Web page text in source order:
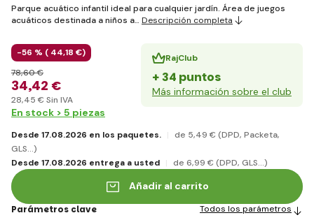
Parque acuático infantil ideal para cualquier jardín. Área de juegos
acuáticos destinada a niños a… Descripción completa
-56 % ( 44,18 €)
34,42 €
78,60 €
28,45 € Sin IVA
RajClub
+ 34 puntos
Más información sobre el club
En stock > 5 piezas
Desde 17.08.2026 en los paquetes. de 5,49 € (DPD, Packeta,
GLS...)
Desde 17.08.2026 entrega a usted
de 6,99 € (DPD, GLS...)
Añadir al carrito
Parámetros clave Todos los parámetros